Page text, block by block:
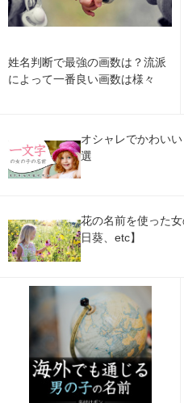
姓名判断で最強の画数は？流派
によって一番良い画数は様々
オシャレでかわい
選
花の名前を使った
日葵、etc】